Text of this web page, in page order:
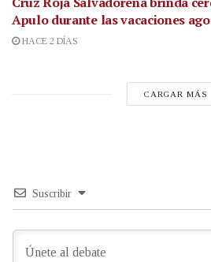
Apulo durante las vacaciones
HACE 2 DÍAS
CARGAR MÁS
Suscribir